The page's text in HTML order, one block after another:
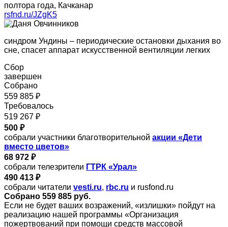
полтора года, Качканар
rsfnd.ru/JZgK5
синдром Ундины – периодические остановки дыхания во
сне, спасет аппарат искусственной вентиляции легких
Сбор
завершен
Собрано
559 885 ₽
Требовалось
519 267 ₽
500 ₽
собрали участники благотворительной акции «Дети
вместо цветов»
68 972 ₽
собрали телезрители ГТРК «Урал»
490 413 ₽
собрали читатели vesti.ru, rbc.ru и rusfond.ru
Собрано 559 885 руб.
Если не будет ваших возражений, «излишки» пойдут на
реализацию нашей программы «Организация
пожертвований при помощи средств массовой